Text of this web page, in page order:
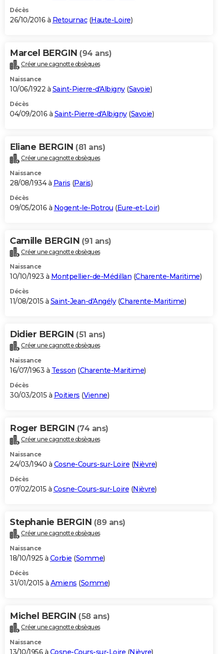
Décès
26/10/2016 à Retournac(Haute-Loire)
Marcel BERGIN (94 ans)
Créer une cagnotte obsèques
Naissance
10/06/1922 à Saint-Pierre-d'Albigny(Savoie)
Décès
04/09/2016 à Saint-Pierre-d'Albigny(Savoie)
Eliane BERGIN (81 ans)
Créer une cagnotte obsèques
Naissance
28/08/1934 à Paris (Paris)
Décès
09/05/2016 à Nogent-le-Rotrou (Eure-et-Loir)
Camille BERGIN (91 ans)
Créer une cagnotte obsèques
Naissance
10/10/1923 à Montpellier-de-Médillan (Charente-Maritime)
Décès
11/08/2015 à Saint-Jean-d'Angély(Charente-Maritime)
Didier BERGIN (51 ans)
Créer une cagnotte obsèques
Naissance
16/07/1963 à Tesson (Charente-Maritime)
Décès
30/03/2015 à Poitiers (Vienne)
Roger BERGIN (74 ans)
Créer une cagnotte obsèques
Naissance
24/03/1940 à Cosne-Cours-sur-Loire (Nièvre)
Décès
07/02/2015 à Cosne-Cours-sur-Loire (Nièvre)
Stephanie BERGIN (89 ans)
Créer une cagnotte obsèques
Naissance
18/10/1925 à Corbie (Somme)
Décès
31/01/2015 à Amiens (Somme)
Michel BERGIN (58 ans)
Créer une cagnotte obsèques
Naissance
13/10/1956 à Cosne-Cours-sur-Loire (Nièvre)